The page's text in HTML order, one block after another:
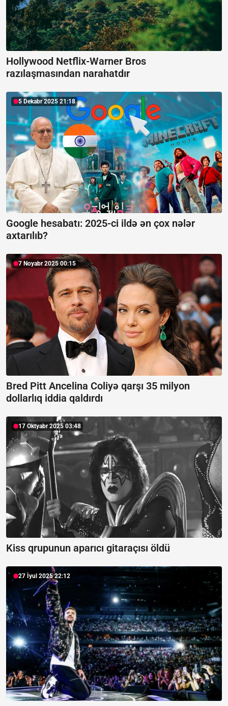
Hollywood Netflix-Warner Bros
razılaşmasından narahatdır
5 Dekabr 2025 21:18
Google hesabatı: 2025-ci ildə ən çox nələr
axtarılıb?
7 Noyabr 2025 00:15
Bred Pitt Ancelina Coliyə qarşı 35 milyon
dollarlıq iddia qaldırdı
17 Oktyabr 2025 03:48
Kiss qrupunun aparıcı gitaraçısı öldü
27 İyul 2025 22:12